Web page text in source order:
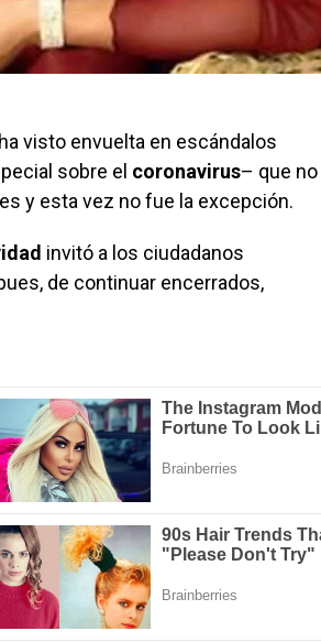
visto envuelta en escándalos
sobre el coronavirus– que no
y esta vez no fue la excepción.
invitó a los ciudadanos
de continuar encerrados,